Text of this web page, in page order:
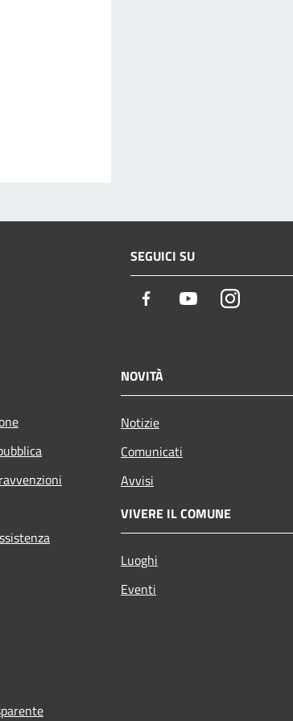
SEGUICI SU
Facebook YoutubeInstagram
NOVITÀ
Notizie
Comunicati
Avvisi
VIVERE IL COMUNE
Luoghi
Eventi